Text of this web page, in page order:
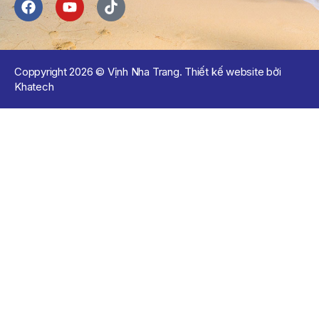
Coppyright 2026 © Vịnh Nha Trang. Thiết kế website bởi
Khatech